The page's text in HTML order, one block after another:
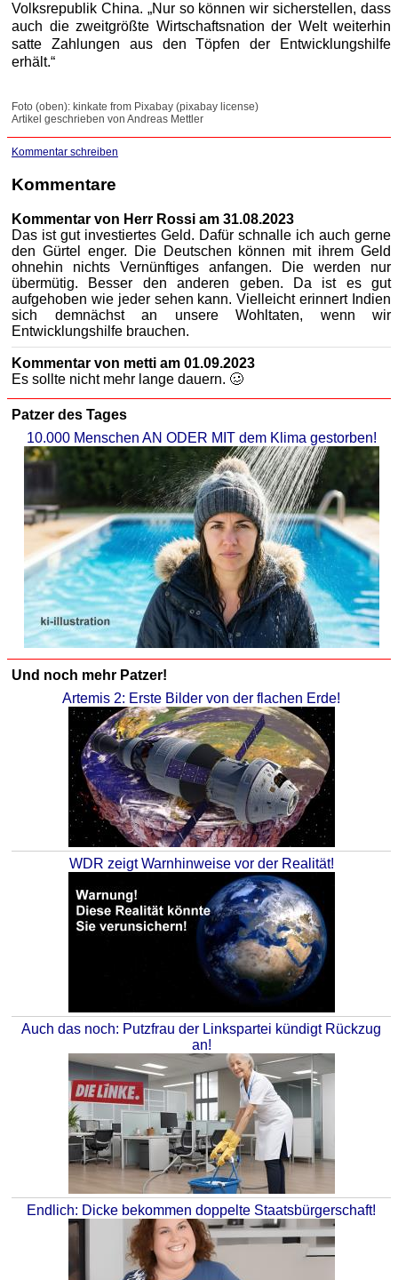
Volksrepublik China. „Nur so können wir sicherstellen, dass
auch die zweitgrößte Wirtschaftsnation der Welt weiterhin
satte Zahlungen aus den Töpfen der Entwicklungshilfe
erhält.“
Foto (oben): kinkate from Pixabay (pixabay license)
Artikel geschrieben von Andreas Mettler
Kommentar schreiben
Kommentare
Kommentar von Herr Rossi am 31.08.2023
Das ist gut investiertes Geld. Dafür schnalle ich auch gerne
den Gürtel enger. Die Deutschen können mit ihrem Geld
ohnehin nichts Vernünftiges anfangen. Die werden nur
übermütig. Besser den anderen geben. Da ist es gut
aufgehoben wie jeder sehen kann. Vielleicht erinnert Indien
sich demnächst an unsere Wohltaten, wenn wir
Entwicklungshilfe brauchen.
Kommentar von metti am 01.09.2023
Es sollte nicht mehr lange dauern. 🥴
Patzer des Tages
10.000 Menschen AN ODER MIT dem Klima gestorben!
Und noch mehr Patzer!
Artemis 2: Erste Bilder von der flachen Erde!
WDR zeigt Warnhinweise vor der Realität!
Auch das noch: Putzfrau der Linkspartei kündigt Rückzug
an!
Endlich: Dicke bekommen doppelte Staatsbürgerschaft!